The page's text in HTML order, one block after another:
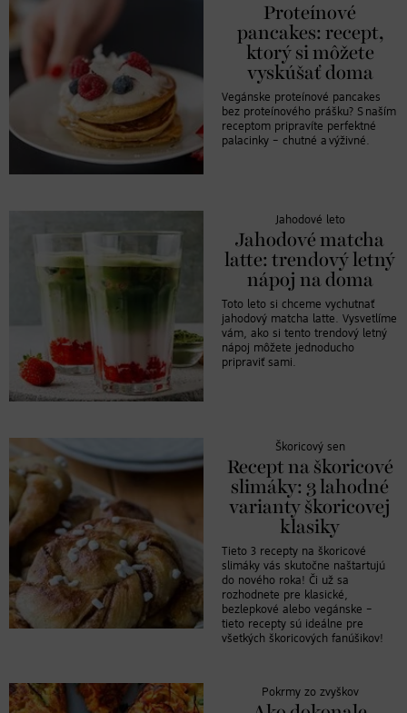
Proteínové
pancakes: recept,
ktorý si môžete
vyskúšať doma
Vegánske proteínové pancakes
bez proteínového prášku? S naším
receptom pripravíte perfektné
palacinky – chutné a výživné.
Jahodové leto
Jahodové matcha
latte: trendový letný
nápoj na doma
Toto leto si chceme vychutnať
jahodový matcha latte. Vysvetlíme
vám, ako si tento trendový letný
nápoj môžete jednoducho
pripraviť sami.
Škoricový sen
Recept na škoricové
slimáky: 3 lahodné
varianty škoricovej
klasiky
Tieto 3 recepty na škoricové
slimáky vás skutočne naštartujú
do nového roka! Či už sa
rozhodnete pre klasické,
bezlepkové alebo vegánske –
tieto recepty sú ideálne pre
všetkých škoricových fanúšikov!
Pokrmy zo zvyškov